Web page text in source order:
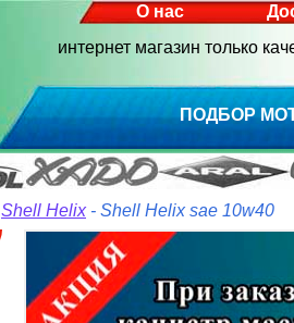
О нас
интернет магазин только
ПОДБОР
Shell Helix- Shell Helix sae 10w40